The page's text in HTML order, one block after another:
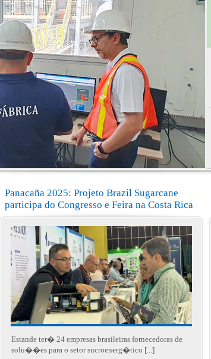
Panacaña 2025: Projeto Brazil Sugarcane
participa do Congresso e Feira na Costa Rica
Estande ter� 24 empresas brasileiras fornecedoras de
solu��es para o setor sucroenerg�tico [...]